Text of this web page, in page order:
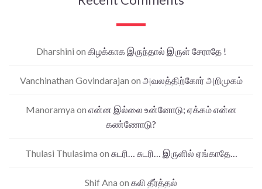
Dharshini on கிழக்காக இருந்தால் இருள் சேராதே !
Vanchinathan Govindarajan on அவலத்திற்கோர் அறிமுகம்
Manoramya on என்ன இல்லை உன்னோடு; ஏக்கம் என்ன
கண்ணோடு?
Thulasi Thulasima on சுடரி… சுடரி… இருளில் ஏங்காதே…
Shif Ana on கலி தீர்த்தல்